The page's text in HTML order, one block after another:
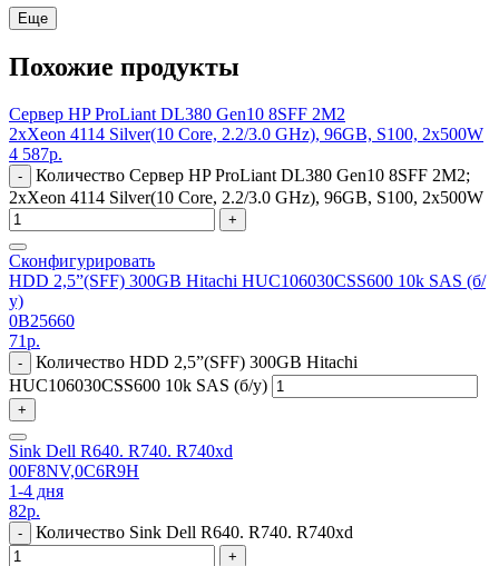
Еще
Похожие продукты
Сервер HP ProLiant DL380 Gen10 8SFF 2M2
2xXeon 4114 Silver(10 Core, 2.2/3.0 GHz), 96GB, S100, 2x500W
4 587р.
-
Количество Сервер HP ProLiant DL380 Gen10 8SFF 2M2;
2xXeon 4114 Silver(10 Core, 2.2/3.0 GHz), 96GB, S100, 2x500W
+
Сконфигурировать
HDD 2,5”(SFF) 300GB Hitachi HUC106030CSS600 10k SAS (б/
у)
0B25660
71р.
-
Количество HDD 2,5”(SFF) 300GB Hitachi
HUC106030CSS600 10k SAS (б/у)
+
Sink Dell R640. R740. R740xd
00F8NV,0C6R9H
1-4 дня
82р.
- Количество Sink Dell R640. R740. R740xd
+